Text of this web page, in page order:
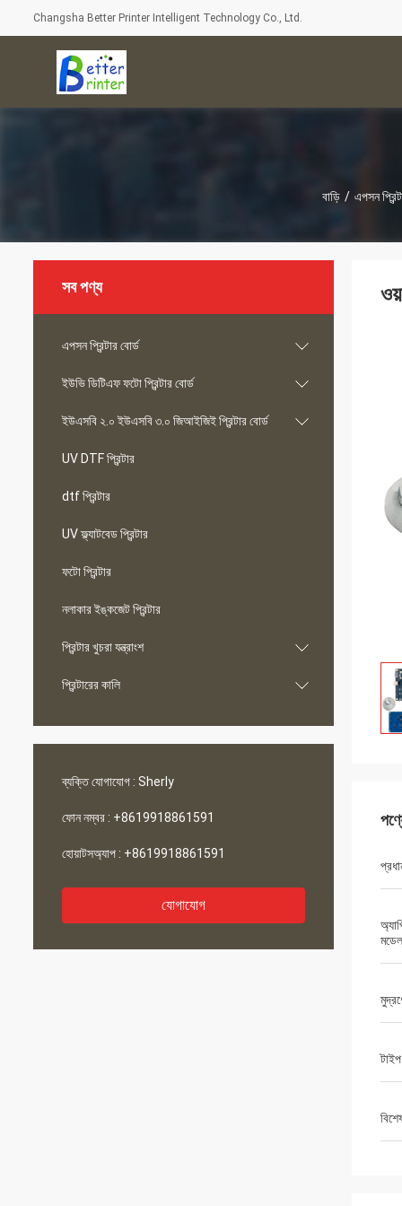
Changsha Better Printer Intelligent Technology Co., Ltd.
বাড়ি / এপসন
সব পণ্য
এপসন প্রিন্টার বোর্ড
ইউভি ডিটিএফ ফটো প্রিন্টার বোর্ড
ইউএসবি ২.০ ইউএসবি ৩.০ জিআইজিই প্রিন্টার বোর্ড
UV DTF প্রিন্টার
dtf প্রিন্টার
UV ফ্ল্যাটবেড প্রিন্টার
ফটো প্রিন্টার
নলাকার ইঙ্কজেট প্রিন্টার
প্রিন্টার খুচরা যন্ত্রাংশ
প্রিন্টারের কালি
ব্যক্তি যোগাযোগ : Sherly
ফোন নম্বর : +8619918861591
হোয়াটসঅ্যাপ : +8619918861591
যোগাযোগ
মডেল
টাইপ